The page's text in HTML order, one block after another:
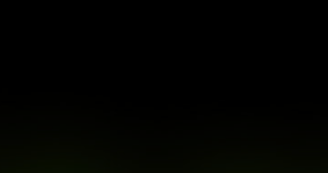
定制语音。Riva SDK 包括先进的自动语音识别和